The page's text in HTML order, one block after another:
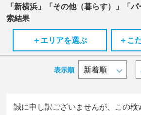
「新横浜」「その他（暮らす）」「
索結果
＋エリアを選ぶ
＋こ
表示順
誠に申し訳ございませんが、この検